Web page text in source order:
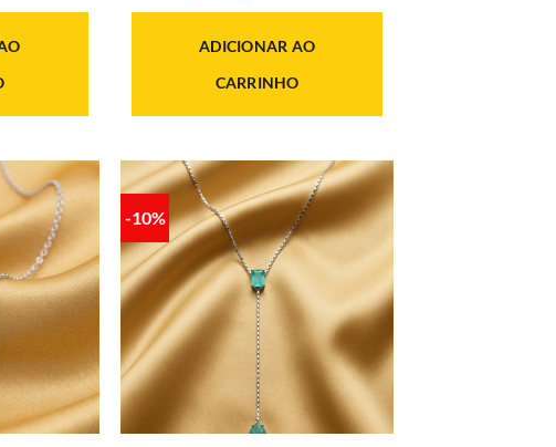
R$119.00.
ADICIONAR AO
CARRINHO
-10%